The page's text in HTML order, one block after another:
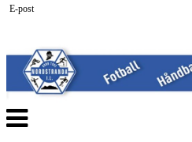
Veksle
navigasjon
E-post